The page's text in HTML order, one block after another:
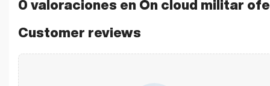
0 valoraciones en On cloud militar
Customer reviews